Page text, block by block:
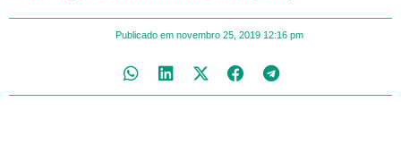
Publicado em novembro 25, 2019 12:16 pm